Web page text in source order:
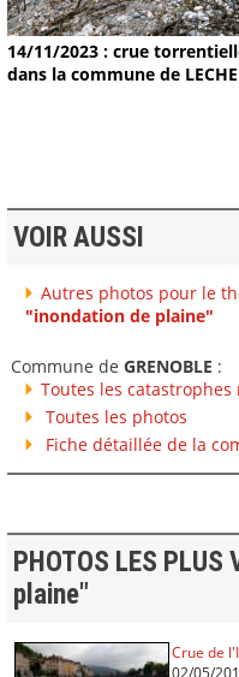
14/11/2023 : crue
dans la commune de
VOIR AUSSI
Autres photos pour le
"inondation de plaine"
Commune de GRENOBLE :
Toutes les catastrophes
Toutes les photos
Fiche détaillée de la
PHOTOS LES
plaine"
Crue de